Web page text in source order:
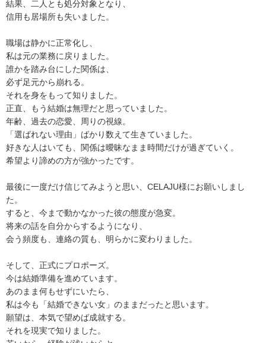
結果、二人とも処分対象となり、
信用も居場所も失いました。
職場は静かに正常化し、
私は元の業務に戻りました。
誰かを踏み台にした関係は、
必ず足元から崩れる。
それを身をもって知りました。
正直、もう結婚は無理だと思っていました。
年齢、過去の恋愛、周りの視線。
「選ばれない理由」ばかり数えて生きていました。
好きな人はいても、関係は曖昧なまま時間だけが過ぎていく。
希望より諦めの方が強かったです。
最後に一度だけ信じてみようと思い、CELAJU様にお願いしまし
た。
すると、今まで動かなかった彼の態度が急変。
将来の話を自分からするようになり、
会う頻度も、連絡の質も、明らかに変わりました。
そして、正式にプロポーズ。
今は結婚準備を進めています。
あのまま何もせずにいたら、
私は今も「結婚できない女」のままだったと思います。
願望は、本気で望めば成就する。
それを現実で知りました。